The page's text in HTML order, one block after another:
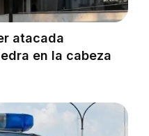
atacada
en la cabeza